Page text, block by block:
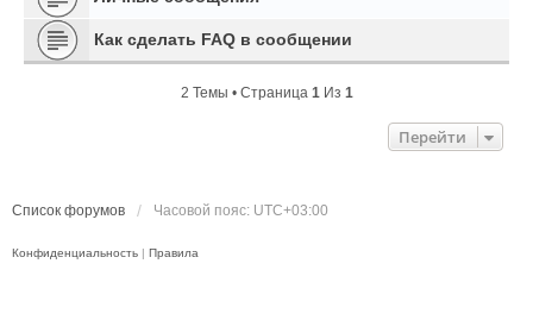
Как сделать FAQ в сообщении
2 Темы • Страница 1Из 1
Перейти
Список форумов Часовой пояс: UTC+03:00
Конфиденциальность | Правила